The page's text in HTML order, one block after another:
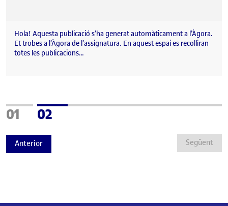
Hola! Aquesta publicació s’ha generat automàticament a l’Àgora.
Et trobes a l’Àgora de l’assignatura. En aquest espai es recolliran
totes les publicacions…
Anterior
Pàgina
01 Pàgina
02
Següent